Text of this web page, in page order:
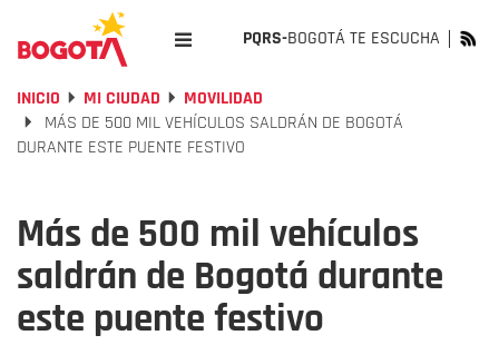
PQRS-BOGOTÁ TE ESCUCHA
INICIO MI CIUDAD
MOVILIDAD
MÁS DE 500 MIL VEHÍCULOS SALDRÁN DE BOGOTÁ
DURANTE ESTE PUENTE FESTIVO
Más de 500 mil vehículos
saldrán de Bogotá durante
este puente festivo